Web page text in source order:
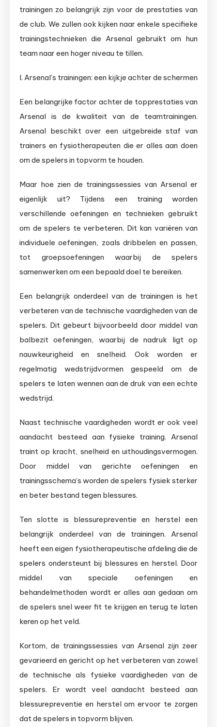
trainingen zo belangrijk zijn voor de prestaties van
de club. We zullen ook kijken naar enkele specifieke
trainingstechnieken die Arsenal gebruikt om hun
team naar een hoger niveau te tillen.
I. Arsenal’s trainingen: een kijkje achter de schermen
Een belangrijke factor achter de topprestaties van
Arsenal is de kwaliteit van de teamtrainingen.
Arsenal beschikt over een uitgebreide staf van
trainers en fysiotherapeuten die er alles aan doen
om de spelers in topvorm te houden.
Maar hoe zien de trainingssessies van Arsenal er
eigenlijk uit? Tijdens een training worden
verschillende oefeningen en technieken gebruikt
om de spelers te verbeteren. Dit kan variëren van
individuele oefeningen, zoals dribbelen en passen,
tot groepsoefeningen waarbij de spelers
samenwerken om een ​​bepaald doel te bereiken.
Een belangrijk onderdeel van de trainingen is het
verbeteren van de technische vaardigheden van de
spelers. Dit gebeurt bijvoorbeeld door middel van
balbezit oefeningen, waarbij de nadruk ligt op
nauwkeurigheid en snelheid. Ook worden er
regelmatig wedstrijdvormen gespeeld om de
spelers te laten wennen aan de druk van een echte
wedstrijd.
Naast technische vaardigheden wordt er ook veel
aandacht besteed aan fysieke training. Arsenal
traint op kracht, snelheid en uithoudingsvermogen.
Door middel van gerichte oefeningen en
trainingsschema’s worden de spelers fysiek sterker
en beter bestand tegen blessures.
Ten slotte is blessurepreventie en herstel een
belangrijk onderdeel van de trainingen. Arsenal
heeft een eigen fysiotherapeutische afdeling die de
spelers ondersteunt bij blessures en herstel. Door
middel van speciale oefeningen en
behandelmethoden wordt er alles aan gedaan om
de spelers snel weer fit te krijgen en terug te laten
keren op het veld.
Kortom, de trainingssessies van Arsenal zijn zeer
gevarieerd en gericht op het verbeteren van zowel
de technische als fysieke vaardigheden van de
spelers. Er wordt veel aandacht besteed aan
blessurepreventie en herstel om ervoor te zorgen
dat de spelers in topvorm blijven.